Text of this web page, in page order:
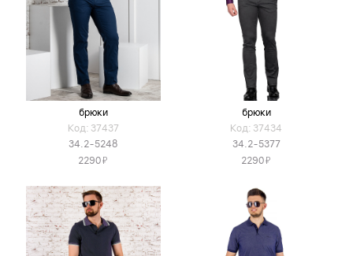
брюки
Код: 37437
34.2-5248
2290Я
брюки
Код: 37434
34.2-5377
2290Я